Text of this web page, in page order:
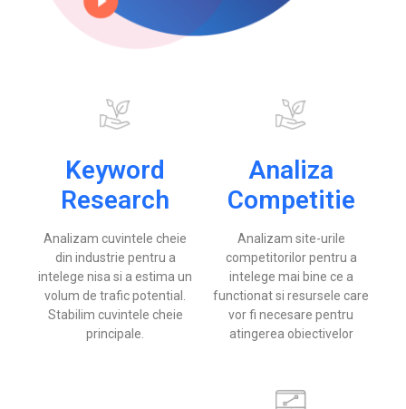
Keyword
Research
Analizam cuvintele cheie
din industrie pentru a
intelege nisa si a estima un
volum de trafic potential.
Stabilim cuvintele cheie
principale.
Analiza
Competitie
Analizam site-urile
competitorilor pentru a
intelege mai bine ce a
functionat si resursele care
vor fi necesare pentru
atingerea obiectivelor